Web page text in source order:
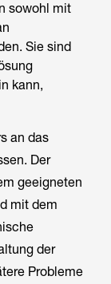
sowohl mit
Sie sind
kann,
an das
Der
geeigneten
mit dem
der
Probleme